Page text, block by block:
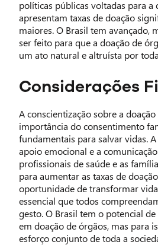
políticas públicas voltadas para a
apresentam taxas de doação
maiores. O Brasil tem avançado,
ser feito para que a doação de
um ato natural e altruísta por
Considerações
A conscientização sobre a
importância do consentimento
fundamentais para salvar vidas.
apoio emocional e a
profissionais de saúde e as
para aumentar as taxas de
oportunidade de transformar
essencial que todos
gesto. O Brasil tem o potencial
em doação de órgãos, mas para
esforço conjunto de toda a